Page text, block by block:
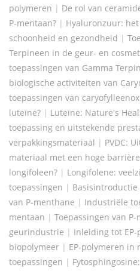
polymeren | De rol van
P-mentaan? | Hyaluronzuur:
schoonheid en gezondheid |
Terpineen in de geur- en
toepassingen van Gamma
biologische activiteiten van
toepassingen van
luteïne? | Luteïne: Nature's
toepassing en uitstekende
verpakkingsmateriaal | PVDC:
materiaal met een hoge barrière
longifoleen? | Longifolene:
toepassingen |
van P-menthane | Industriële
mentaan | Toepassingen van
geurindustrie | Inleiding tot
biopolymeer | EP-polymeren in
toepassingen |